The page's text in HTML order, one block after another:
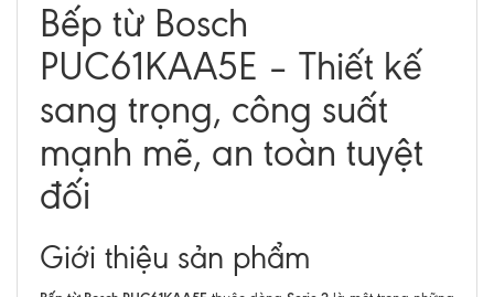
Bếp từ Bosch
PUC61KAA5E – Thiết kế
sang trọng, công suất
mạnh mẽ, an toàn tuyệt
đối
Giới thiệu sản phẩm